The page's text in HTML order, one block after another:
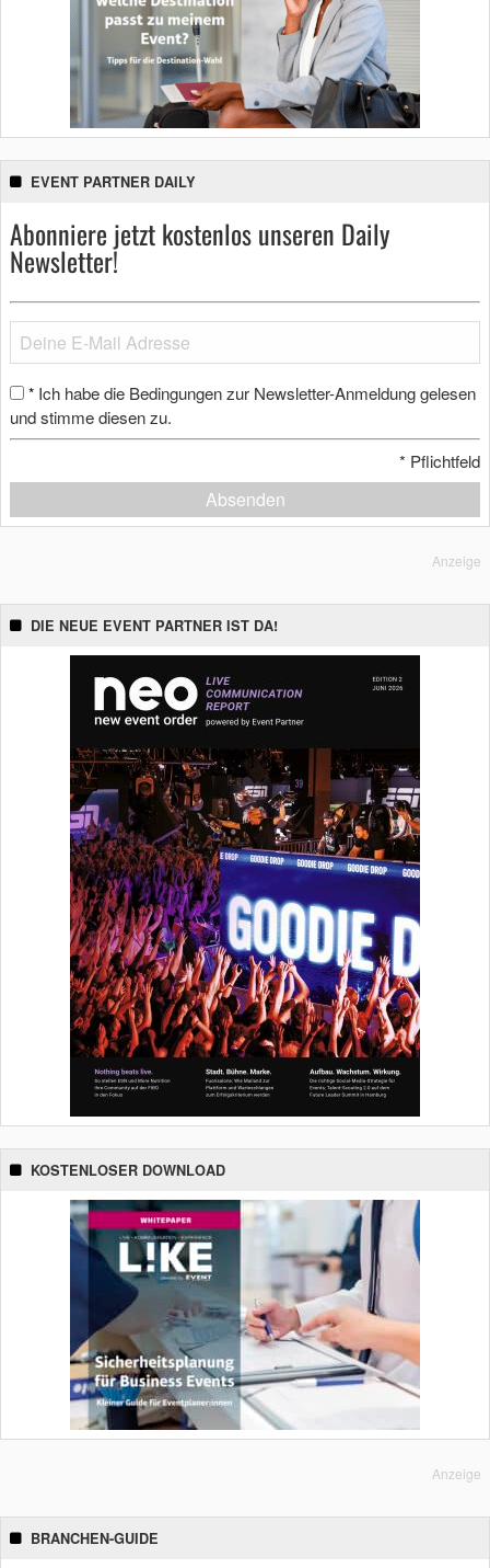
EVENT PARTNER DAILY
Abonniere jetzt kostenlos unseren Daily
Newsletter!
* Ich habe die Bedingungen zur Newsletter-Anmeldung gelesen
und stimme diesen zu.
* Pflichtfeld
Absenden
Anzeige
DIE NEUE EVENT PARTNER IST DA!
KOSTENLOSER DOWNLOAD
Anzeige
BRANCHEN-GUIDE